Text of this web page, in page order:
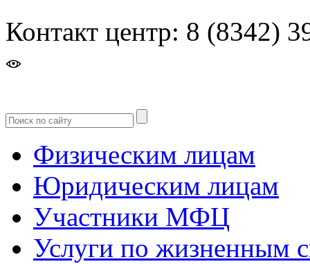
Контакт центр: 8 (8342)
Физическим лицам
Юридическим лицам
Участники МФЦ
Услуги по жизненным